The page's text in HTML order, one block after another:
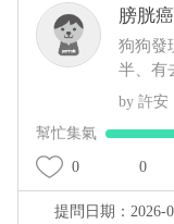
膀胱
狗狗發
半、有
腎臟功
或是
來…….
炎止
他的腎
藥、但
許安
幫忙集氣
0 0
提問日期：2026-